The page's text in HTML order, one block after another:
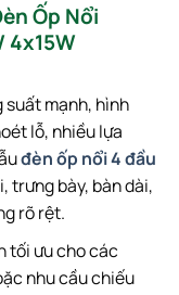
Ốp Nổi
4x15W
suất mạnh, hình
lỗ, nhiều lựa
đèn ốp nổi 4 đầu
trưng bày, bàn dài,
rõ rệt.
tối ưu cho các
nhu cầu chiếu